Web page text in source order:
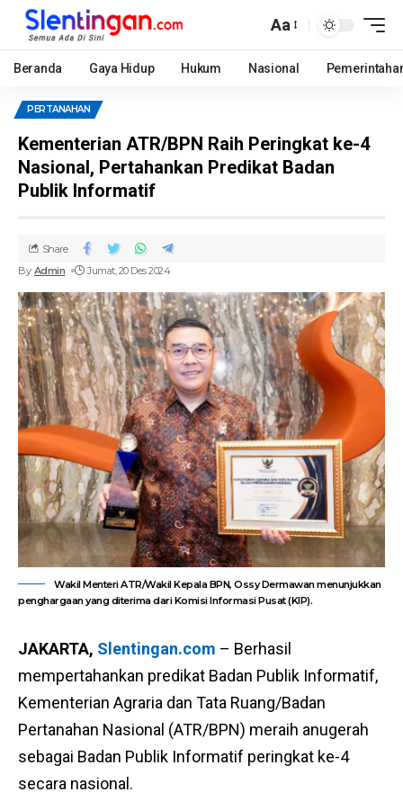
Aa
Beranda Gaya Hidup Hukum Nasional
PERTANAHAN
Kementerian ATR/BPN Raih Peringkat ke-4
Nasional, Pertahankan Predikat Badan
Publik Informatif
By Admin Jumat, 20 Des 2024
Share
Wakil Menteri ATR/Wakil Kepala BPN, Ossy Dermawan menunjukkan
penghargaan yang diterima dari Komisi Informasi Pusat (KIP).
JAKARTA, Slentingan.com – Berhasil
mempertahankan predikat Badan Publik Informatif,
Kementerian Agraria dan Tata Ruang/Badan
Pertanahan Nasional (ATR/BPN) meraih anugerah
sebagai Badan Publik Informatif peringkat ke-4
secara nasional.